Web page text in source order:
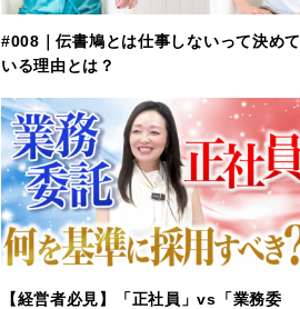
#008｜伝書鳩とは仕事しないって決めて
いる理由とは？
【経営者必見】「正社員」vs「業務委